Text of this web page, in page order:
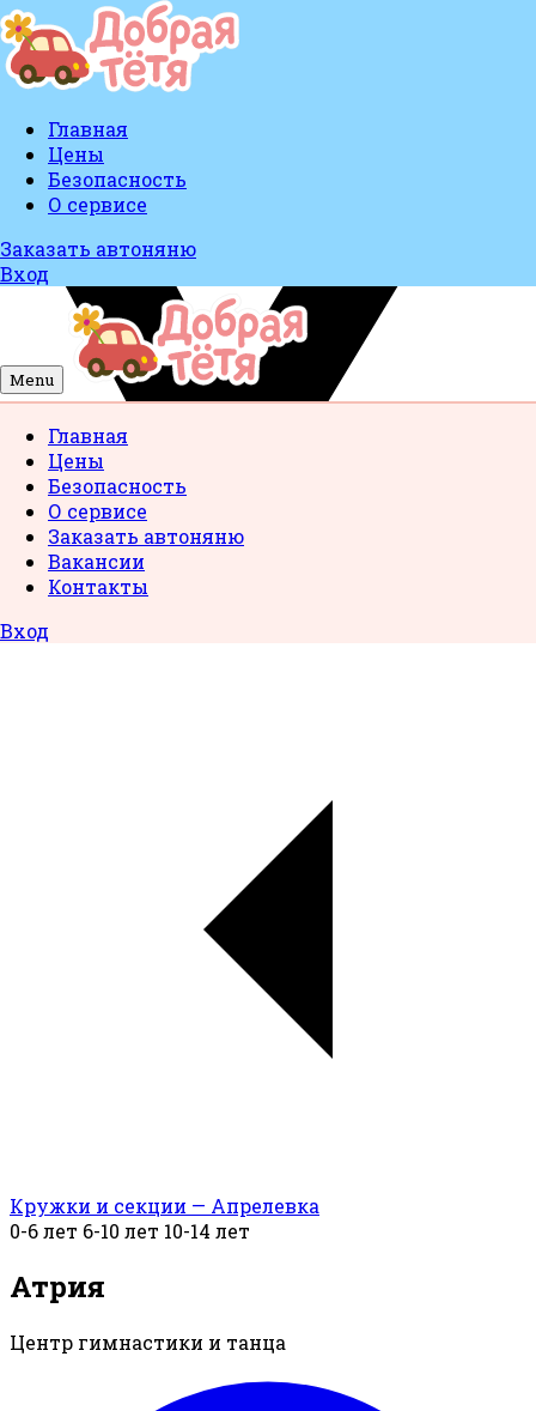
Главная
Цены
Безопасность
О сервисе
Заказать автоняню
Вход
Menu
Главная
Цены
Безопасность
О сервисе
Заказать автоняню
Вакансии
Контакты
Вход
Кружки и секции — Апрелевка
0-6 лет 6-10 лет 10-14 лет
Атрия
Центр гимнастики и танца